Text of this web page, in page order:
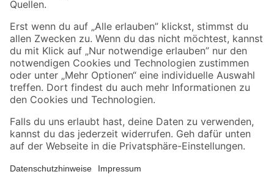
Sicher einkaufen
Jetzt die toom-App herunterladen
Alle Preisangaben in EUR inkl. gesetzl. MwSt.. Die dargestellten Angebote sind unter
Umständen nicht in allen Märkten verfügbar. Die angegebenen Verfügbarkeiten beziehen
Produkte nur solange der Vorrat reicht.
*Paketversand ab 59 € versandkostenfrei, gilt nicht für Artikel mit Speditionsversand, hier